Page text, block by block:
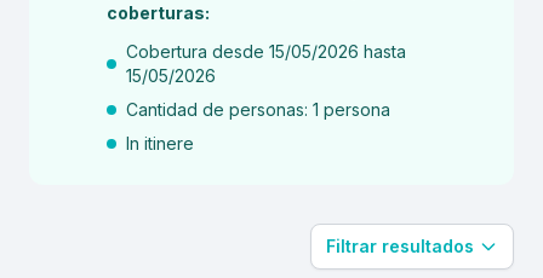
coberturas:
Cobertura desde 15/05/2026 hasta
15/05/2026
Cantidad de personas: 1 persona
In itinere
Filtrar resultados